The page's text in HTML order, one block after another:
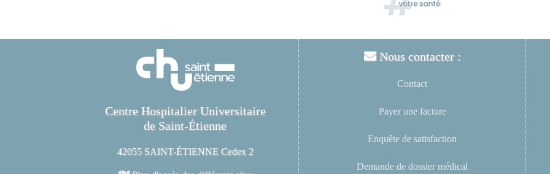
Centre Hospitalier Universitaire
de Saint-Étienne
42055 SAINT-ÉTIENNE Cedex 2
Nous contacter :
Contact
Payer une facture
Enquête de satisfaction
Demande de dossier médical